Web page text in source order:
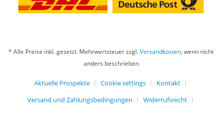
* Alle Preise inkl. gesetzl. Mehrwertsteuer zzgl.Versandkosten, wenn nicht
anders beschrieben
Aktuelle Prospekte Cookie settings
Kontakt
Versand und Zahlungsbedingungen
Widerrufsrecht